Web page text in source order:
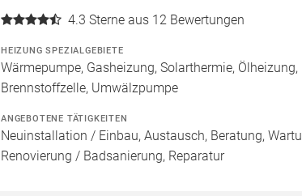
4.3 Sterne aus 12 Bewertungen
HEIZUNG SPEZIALGEBIETE
Wärmepumpe, Gasheizung, Solarthermie,
Brennstoffzelle, Umwälzpumpe
ANGEBOTENE TÄTIGKEITEN
Neuinstallation / Einbau, Austausch, Beratung,
Renovierung / Badsanierung, Reparatur